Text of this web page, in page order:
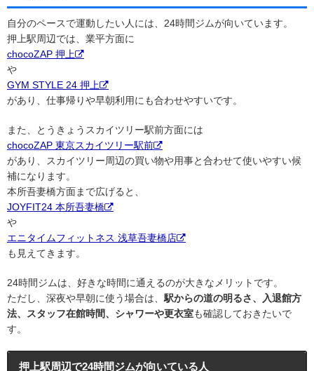
自分のペースで運動したい人には、24時間ジムが向いています。
押上駅周辺では、業平方面に
chocoZAP 押上
や
GYM STYLE 24 押上
があり、仕事帰りや早朝利用にも合わせやすいです。
また、とうきょうスカイツリー駅前方面には
chocoZAP 東京スカイツリー駅前
があり、スカイツリー周辺の買い物や用事と合わせて使いやすい候
補になります。
本所吾妻橋方面まで広げると、
JOYFIT24 本所吾妻橋
や
エニタイムフィットネス 浅草吾妻橋店
も見えてきます。
24時間ジムは、好きな時間に通えるのが大きなメリットです。
ただし、深夜や早朝に使う場合は、駅からの道の明るさ、入退館方
法、スタッフ在館時間、シャワーや更衣室も確認しておきたいで
す。
押上駅周辺で24時間ジムが向いている人